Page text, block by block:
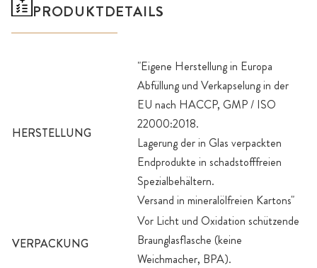
PRODUKTDETAILS
HERSTELLUNG
"Eigene Herstellung in Europa
Abfüllung und Verkapselung in der
EU nach HACCP, GMP / ISO
22000:2018.
Lagerung der in Glas verpackten
Endprodukte in schadstofffreien
Spezialbehältern.
Versand in mineralölfreien Kartons"
VERPACKUNG
Vor Licht und Oxidation schützende
Braunglasflasche (keine
Weichmacher, BPA).